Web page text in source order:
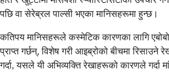
पछि वा सेरेब्रल पाल्सी भएका मानिसहरूमा हुन्छ।
कतिपय मानिसहरूले कस्मेटिक कारणका लागि
प्राप्त गर्छन्, विशेष गरी आइब्रोको बीचमा रिसाउने
गर्दा, यसले यी अभिव्यक्ति रेखाहरूको कारणले गर्दा